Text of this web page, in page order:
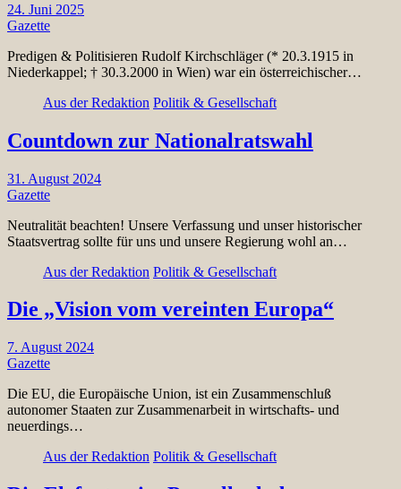
24. Juni 2025
Gazette
Predigen & Politisieren Rudolf Kirchschläger (* 20.3.1915 in
Niederkappel; † 30.3.2000 in Wien) war ein österreichischer…
Aus der Redaktion Politik & Gesellschaft
Countdown zur Nationalratswahl
31. August 2024
Gazette
Neutralität beachten! Unsere Verfassung und unser historischer
Staatsvertrag sollte für uns und unsere Regierung wohl an…
Aus der Redaktion Politik & Gesellschaft
Die „Vision vom vereinten Europa“
7. August 2024
Gazette
Die EU, die Europäische Union, ist ein Zusammenschluß
autonomer Staaten zur Zusammenarbeit in wirtschafts- und
neuerdings…
Aus der Redaktion Politik & Gesellschaft